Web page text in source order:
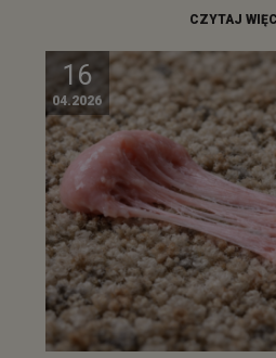
CZYTAJ
16
04.2026